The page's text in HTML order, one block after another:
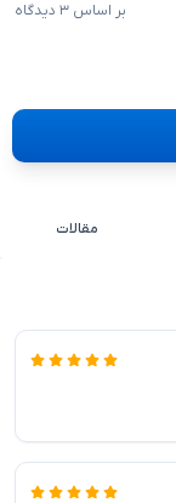
بر اساس ۳ دیدگاه
مقالات